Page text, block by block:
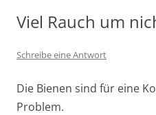
Viel Rauch um
Schreibe eine Antwort
Die Bienen sind für eine
Problem.